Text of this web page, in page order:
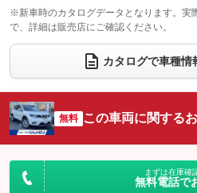
：装備なし
ウォークスルー
：装備なし
電動リアゲート
：装備なし
サイドカメラ
：装備なし
：装備なし
※新車時のカタログデータとなります。実
で、詳細は販売店にご確認ください。
カタログで車種情
無料 この車両に関する
まずは在庫確
無料電話で